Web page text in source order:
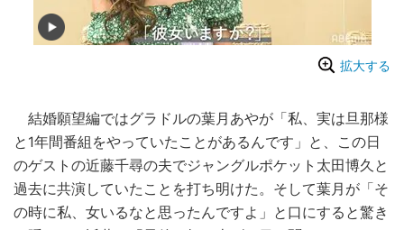
拡大する
結婚願望編ではグラドルの葉月あやが「私、実は旦那様
と1年間番組をやっていたことがあるんです」と、この日
のゲストの近藤千尋の夫でジャングルポケット太田博久と
過去に共演していたことを打ち明けた。そして葉月が「そ
の時に私、女いるなと思ったんですよ」と口にすると驚き